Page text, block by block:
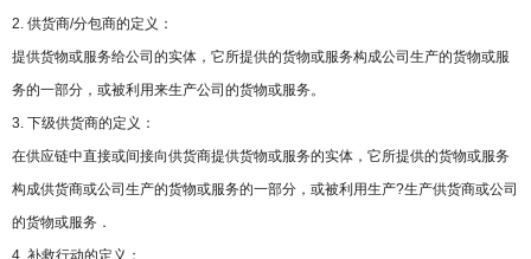
2. 供货商/分包商的定义：
提供货物或服务给公司的实体，它所提供的货物或服务构成公司生产的货物或服
务的一部分，或被利用来生产公司的货物或服务。
3. 下级供货商的定义：
在供应链中直接或间接向供货商提供货物或服务的实体，它所提供的货物或服务
构成供货商或公司生产的货物或服务的一部分，或被利用生产?生产供货商或公司
的货物或服务．
4. 补救行动的定义：